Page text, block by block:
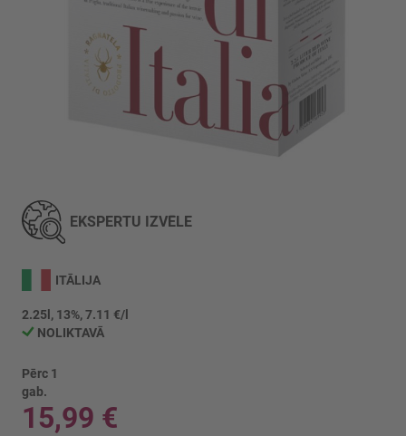
uz
galerijas
sākumu
EKSPERTU IZVĒLE
ITĀLIJA
2.25l, 13%, 7.11 €/l
NOLIKTAVĀ
Pērc 1
gab.
15,99 €